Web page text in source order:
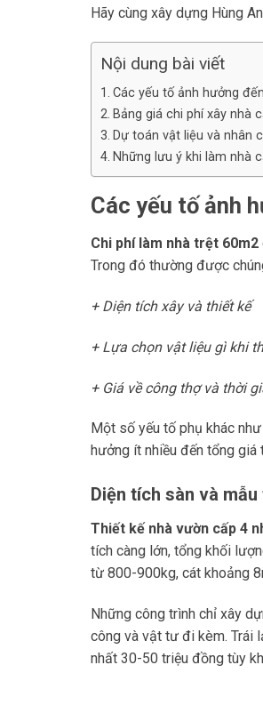
Hãy cùng xây dựng Hùng
Nội dung bài viết
Các yếu tố ảnh hưởng
Bảng giá chi phí xây nhà
Dự toán vật liệu và nhân
Những lưu ý khi làm nhà
Các yếu tố ảnh
Chi phí làm nhà trệt 60m2
Trong đó thường được
+ Diện tích xây và thiết kế
+ Lựa chọn vật liệu gì khi
+ Giá về công thợ và thời
Một số yếu tố phụ khác như
hưởng ít nhiều đến tổng
Diện tích sàn và
Thiết kế nhà vườn cấp 4
tích càng lớn, tổng khối
từ 800-900kg, cát khoảng
Những công trình chỉ xây
công và vật tư đi kèm. Trái
nhất 30-50 triệu đồng tùy